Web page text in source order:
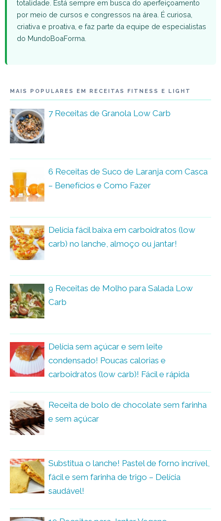
totalidade. Está sempre em busca do aperfeiçoamento
por meio de cursos e congressos na área. É curiosa,
criativa e proativa, e faz parte da equipe de especialistas
do MundoBoaForma.
MAIS POPULARES EM RECEITAS FITNESS E LIGHT
7 Receitas de Granola Low Carb
6 Receitas de Suco de Laranja com Casca
– Benefícios e Como Fazer
Delícia fácil baixa em carboidratos (low
carb) no lanche, almoço ou jantar!
9 Receitas de Molho para Salada Low
Carb
Delícia sem açúcar e sem leite
condensado! Poucas calorias e
carboidratos (low carb)! Fácil e rápida
Receita de bolo de chocolate sem farinha
e sem açúcar
Substitua o lanche! Pastel de forno incrível,
fácil e sem farinha de trigo – Delícia
saudável!